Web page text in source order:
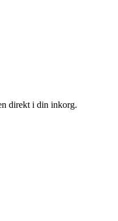
direkt i din inkorg.